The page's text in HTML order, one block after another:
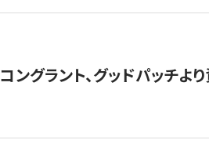
コングラント、グッドパッチよ